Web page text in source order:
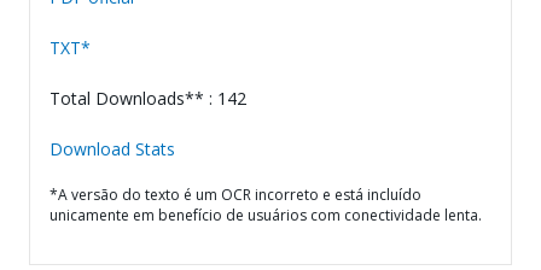
TXT*
Total Downloads** : 142
Download Stats
*A versão do texto é um OCR incorreto e está incluído
unicamente em benefício de usuários com conectividade lenta.